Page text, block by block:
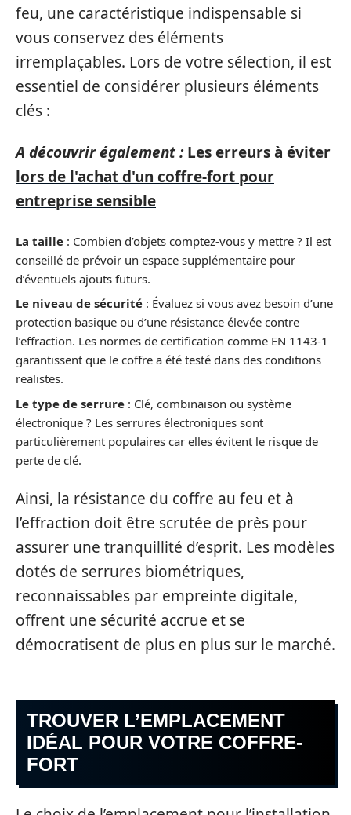
feu, une caractéristique indispensable si
vous conservez des éléments
irremplaçables. Lors de votre sélection, il est
essentiel de considérer plusieurs éléments
clés :
A découvrir également : Les erreurs à éviter
lors de l'achat d'un coffre-fort pour
entreprise sensible
La taille : Combien d’objets comptez-vous y mettre ? Il est
conseillé de prévoir un espace supplémentaire pour
d’éventuels ajouts futurs.
Le niveau de sécurité : Évaluez si vous avez besoin d’une
protection basique ou d’une résistance élevée contre
l’effraction. Les normes de certification comme EN 1143-1
garantissent que le coffre a été testé dans des conditions
realistes.
Le type de serrure : Clé, combinaison ou système
électronique ? Les serrures électroniques sont
particulièrement populaires car elles évitent le risque de
perte de clé.
Ainsi, la résistance du coffre au feu et à
l’effraction doit être scrutée de près pour
assurer une tranquillité d’esprit. Les modèles
dotés de serrures biométriques,
reconnaissables par empreinte digitale,
offrent une sécurité accrue et se
démocratisent de plus en plus sur le marché.
TROUVER L’EMPLACEMENT
IDÉAL POUR VOTRE COFFRE-
FORT